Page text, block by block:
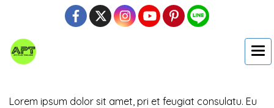
Lorem ipsum dolor sit amet, pri et feugiat consulatu. Eu